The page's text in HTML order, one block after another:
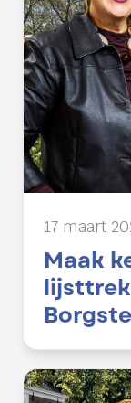
17 maart
Maak